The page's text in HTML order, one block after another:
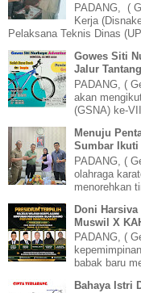
PADANG, (
Kerja
Pelaksana Teknis Dinas
Gowes Siti
Jalur
PADANG, (
akan
(GSNA) ke-
Menuju
Sumbar Ikuti
PADANG, (
olahraga
menorehkan
Doni
Muswil X
PADANG, (
babak baru
Bahaya Istri